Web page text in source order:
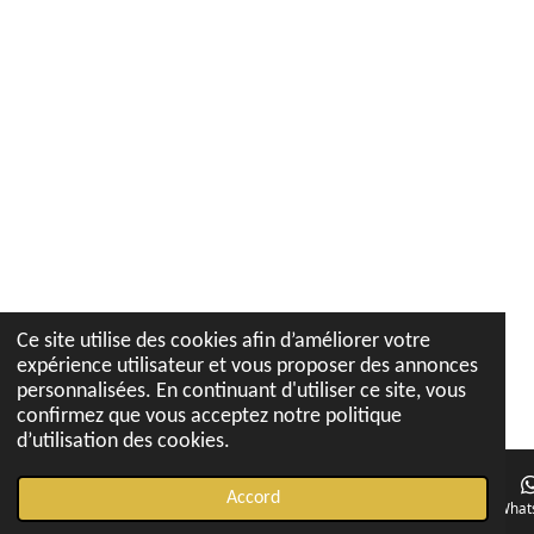
Ce site utilise des cookies afin d’améliorer votre
expérience utilisateur et vous proposer des annonces
personnalisées. En continuant d'utiliser ce site, vous
confirmez que vous acceptez notre politique
d’utilisation des cookies.
AccordCarte